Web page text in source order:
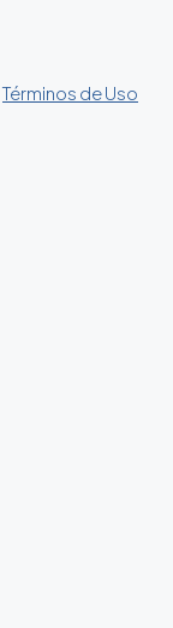
Términos de Uso